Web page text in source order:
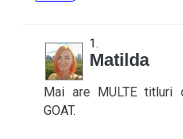
Matilda
Mai are MULTE titluri
GOAT.